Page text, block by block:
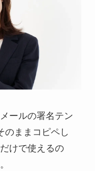
ールの署名テン
のままコピペし
けで使えるの